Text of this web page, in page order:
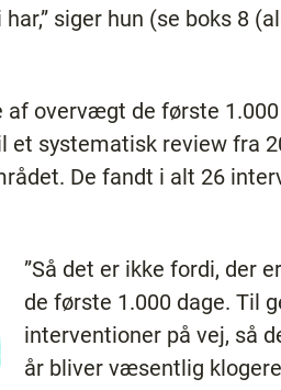
siger hun (se boks 8
af overvægt de første
et systematisk review fra
De fandt i alt 26
”Så det er ikke fordi, der
de første 1.000 dage. Til
interventioner på vej, så
år bliver væsentlig